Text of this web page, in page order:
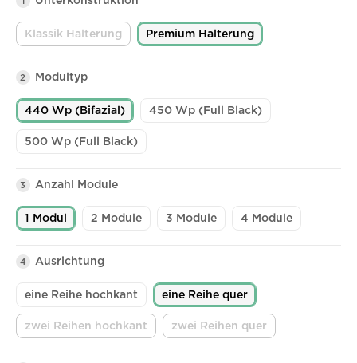
Klassik Halterung
(Diese Option ist zurzeit nicht verfügbar.)
Premium Halterung
2 Modultyp
440 Wp (Bifazial) 450 Wp (Full Black)
500 Wp (Full Black)
3 Anzahl Module
1 Modul 2 Module 3 Module 4 Module
4 Ausrichtung
eine Reihe hochkant eine Reihe quer
zwei Reihen hochkant
(Diese Option ist zurzeit nicht verfügbar.)
zwei Reihen quer
(Diese Option ist zurzeit